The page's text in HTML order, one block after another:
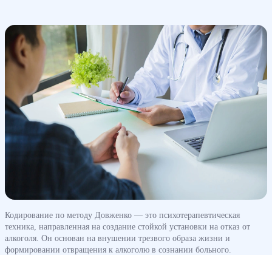
Кодирование по методу Довженко — это психотерапевтическая
техника, направленная на создание стойкой установки на отказ от
алкоголя. Он основан на внушении трезвого образа жизни и
формировании отвращения к алкоголю в сознании больного.